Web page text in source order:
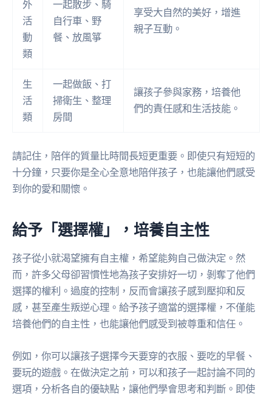
外
活
動
類
一起散步、騎
自行車、野
餐、放風箏
享受大自然的美好，增進
親子互動。
生
活
類
一起做飯、打
掃衛生、整理
房間
讓孩子參與家務，培養他
們的責任感和生活技能。
請記住，陪伴的質量比時間長短更重要。即使只有短短的
十分鐘，只要你是全心全意地陪伴孩子，也能讓他們感受
到你的愛和關懷。
給予「選擇權」，培養自主性
孩子從小就渴望擁有自主權，希望能夠自己做決定。然
而，許多父母卻習慣性地為孩子安排好一切，剝奪了他們
選擇的權利。過度的控制，反而會讓孩子感到壓抑和反
感，甚至產生叛逆心理。給予孩子適當的選擇權，不僅能
培養他們的自主性，也能讓他們感受到被尊重和信任。
例如，你可以讓孩子選擇今天要穿的衣服、要吃的早餐、
要玩的遊戲。在做決定之前，可以和孩子一起討論不同的
選項，分析各自的優缺點，讓他們學會思考和判斷。即使